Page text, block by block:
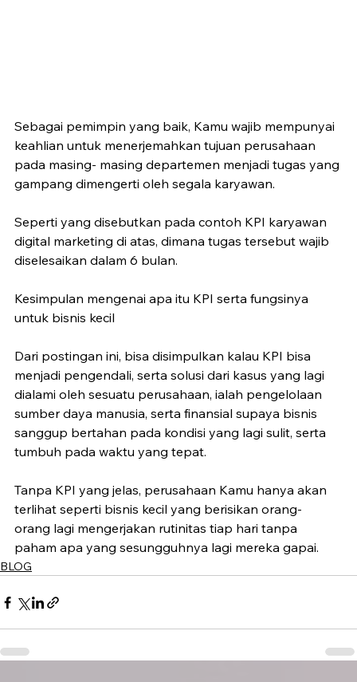
Sebagai pemimpin yang baik, Kamu wajib mempunyai
keahlian untuk menerjemahkan tujuan perusahaan
pada masing- masing departemen menjadi tugas yang
gampang dimengerti oleh segala karyawan.
Seperti yang disebutkan pada contoh KPI karyawan
digital marketing di atas, dimana tugas tersebut wajib
diselesaikan dalam 6 bulan.
Kesimpulan mengenai apa itu KPI serta fungsinya
untuk bisnis kecil
Dari postingan ini, bisa disimpulkan kalau KPI bisa
menjadi pengendali, serta solusi dari kasus yang lagi
dialami oleh sesuatu perusahaan, ialah pengelolaan
sumber daya manusia, serta finansial supaya bisnis
sanggup bertahan pada kondisi yang lagi sulit, serta
tumbuh pada waktu yang tepat.
Tanpa KPI yang jelas, perusahaan Kamu hanya akan
terlihat seperti bisnis kecil yang berisikan orang-
orang lagi mengerjakan rutinitas tiap hari tanpa
paham apa yang sesungguhnya lagi mereka gapai.
BLOG